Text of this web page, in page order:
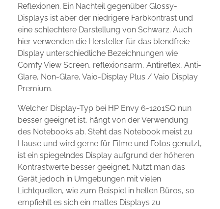
Reflexionen. Ein Nachteil gegenüber Glossy-
Displays ist aber der niedrigere Farbkontrast und
eine schlechtere Darstellung von Schwarz. Auch
hier verwenden die Hersteller für das blendfreie
Display unterschiedliche Bezeichnungen wie
Comfy View Screen, reflexionsarm, Antireflex, Anti-
Glare, Non-Glare, Vaio-Display Plus / Vaio Display
Premium.
Welcher Display-Typ bei HP Envy 6-1201SQ nun
besser geeignet ist, hängt von der Verwendung
des Notebooks ab. Steht das Notebook meist zu
Hause und wird gerne für Filme und Fotos genutzt,
ist ein spiegelndes Display aufgrund der höheren
Kontrastwerte besser geeignet. Nutzt man das
Gerät jedoch in Umgebungen mit vielen
Lichtquellen, wie zum Beispiel in hellen Büros, so
empfiehlt es sich ein mattes Displays zu